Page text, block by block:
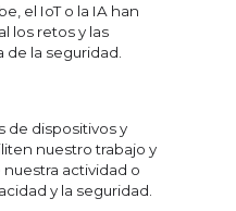
el IoT o la IA han
los retos y las
la seguridad.
de dispositivos y
nuestro trabajo y
actividad o
y la seguridad.